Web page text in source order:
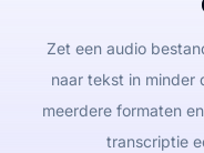
Zet een audio
naar tekst in minder
meerdere formaten
transcriptie